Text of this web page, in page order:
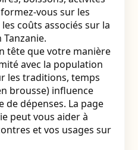
vous sur les
coûts associés sur la
tête que votre manière
avec la population
les traditions, temps
brousse) influence
de dépenses. La page
peut vous aider à
et vos usages sur